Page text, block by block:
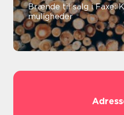
Brænde til salg i Faxe:
muligheder